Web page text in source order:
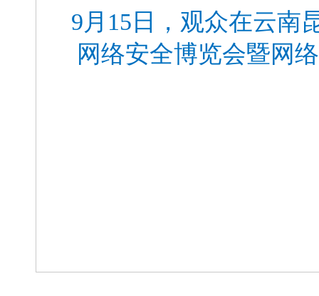
9月15日，观众在云
网络安全博览会暨网